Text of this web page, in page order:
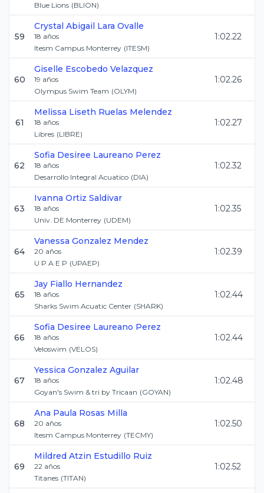
Blue Lions (BLION)
59
Crystal Abigail Lara Ovalle
18 años
Itesm Campus Monterrey (ITESM)
1:02.22
60
Giselle Escobedo Velazquez
19 años
Olympus Swim Team (OLYM)
1:02.26
61
Melissa Liseth Ruelas Melendez
18 años
Libres (LIBRE)
1:02.27
62
Sofia Desiree Laureano Perez
18 años
Desarrollo Integral Acuatico (DIA)
1:02.32
63
Ivanna Ortiz Saldivar
18 años
Univ. DE Monterrey (UDEM)
1:02.35
64
Vanessa Gonzalez Mendez
20 años
U P A E P (UPAEP)
1:02.39
65
Jay Fiallo Hernandez
18 años
Sharks Swim Acuatic Center (SHARK)
1:02.44
66
Sofia Desiree Laureano Perez
18 años
Veloswim (VELOS)
1:02.44
67
Yessica Gonzalez Aguilar
18 años
Goyan's Swim & tri by Tricaan (GOYAN)
1:02.48
68
Ana Paula Rosas Milla
20 años
Itesm Campus Monterrey (TECMY)
1:02.50
69
Mildred Atzin Estudillo Ruiz
22 años
Titanes (TITAN)
1:02.52